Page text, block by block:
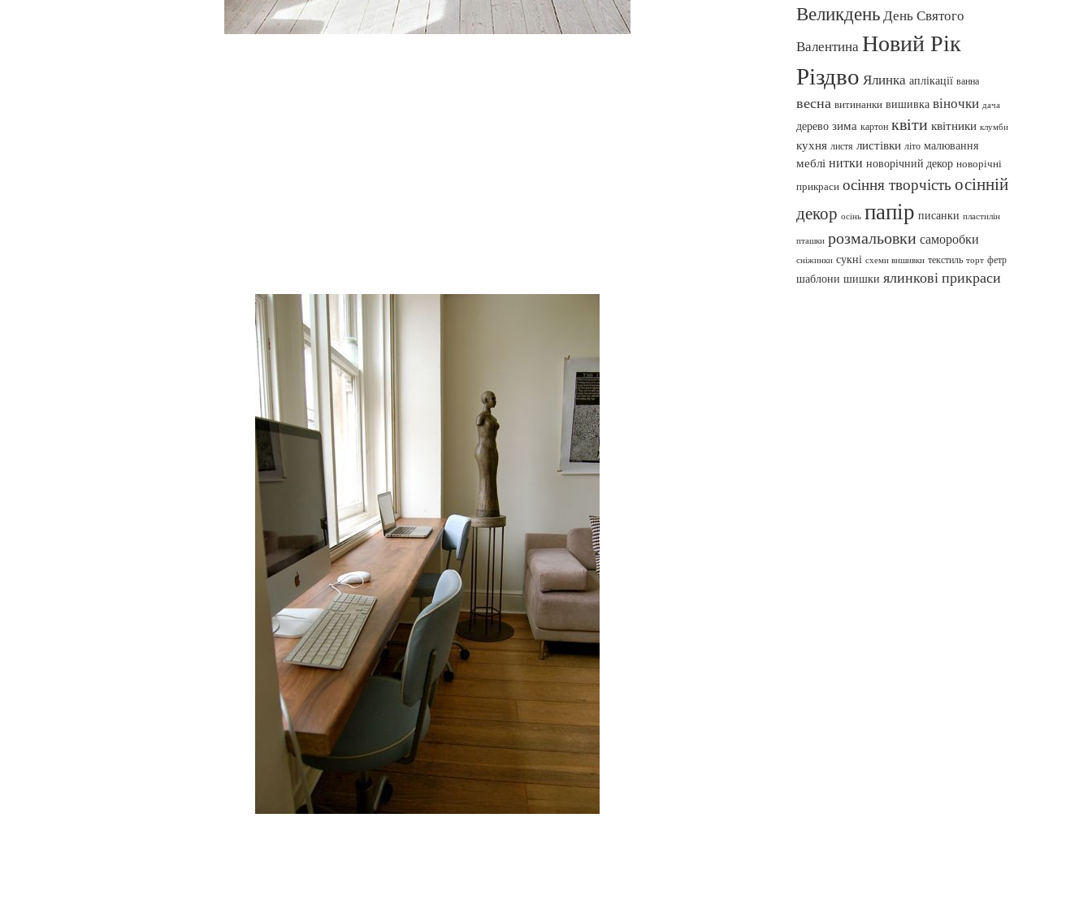
ВеликденьДень Святого
ВалентинаНовий Рік
Різдво Ялинка аплікації ванна
весна витинанки вишивка віночки дача
дерево зима картон квіти квітники клумби
кухня листя листівки літо малювання
меблі нитки новорічний декор новорічні
прикраси осіння творчість осінній
декор осінь папір писанки пластилін
пташки розмальовки саморобки
сніжинки сукні схеми вишивки текстиль торт фетр
шаблони шишки ялинкові прикраси